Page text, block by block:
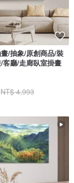
/抽象/原創商品/裝
客廳/走廊臥室掛畫
NT$ 4,993